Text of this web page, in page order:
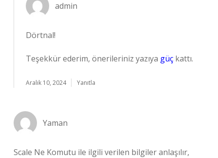
admin
Dörtnal!
Teşekkür ederim, önerileriniz yazıya güç kattı.
Aralık 10, 2024 Yanıtla
Yaman
Scale Ne Komutu ile ilgili verilen bilgiler anlaşılır,